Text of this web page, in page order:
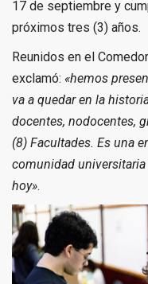
17 de septiembre y
próximos tres (3) años.
Reunidos en el
exclamó: «hemos
va a quedar en la
docentes, nodocentes,
(8) Facultades. Es una
comunidad
hoy».